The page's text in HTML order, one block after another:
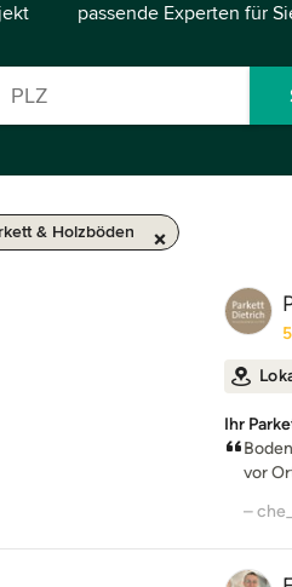
passende Experten für
& Holzböden
Ihr
vor
–